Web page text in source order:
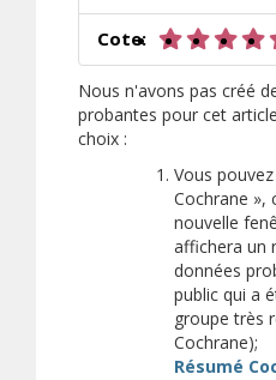
Cote:
Nous n'avons pas créé
probantes pour cet
choix :
Vous
Cochrane »,
nouvelle
affichera un
données
public qui a
groupe très
Cochrane);
Résumé